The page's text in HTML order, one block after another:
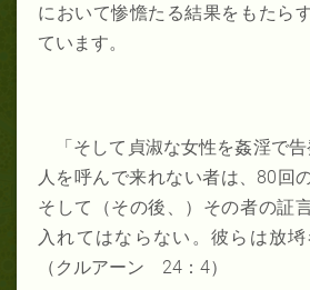
において惨憺たる結果をもたら
ています。
「そして貞淑な女性を姦淫で
人を呼んで来れない者は、 80回
そして（その後、）その者の証
入れてはならない。彼らは放埓
（クルアーン 24 ： 4）